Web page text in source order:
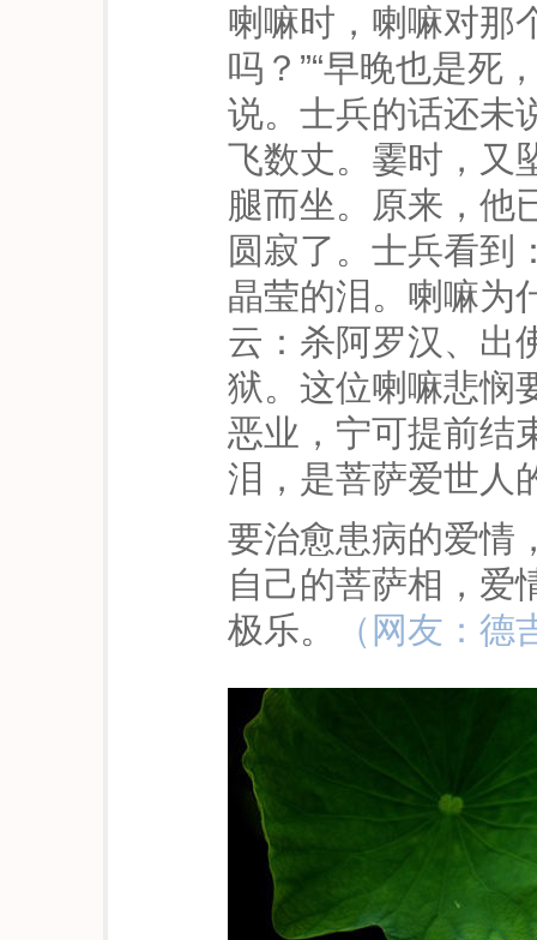
喇嘛时，喇嘛对那
吗？”“早晚也是死
说。士兵的话还未
飞数丈。霎时，又
腿而坐。原来，他
圆寂了。士兵看到
晶莹的泪。喇嘛为
云：杀阿罗汉、出
狱。这位喇嘛悲悯
恶业，宁可提前结
泪，是菩萨爱世人
要治愈患病的爱情
自己的菩萨相，爱
极乐。
（网友：德